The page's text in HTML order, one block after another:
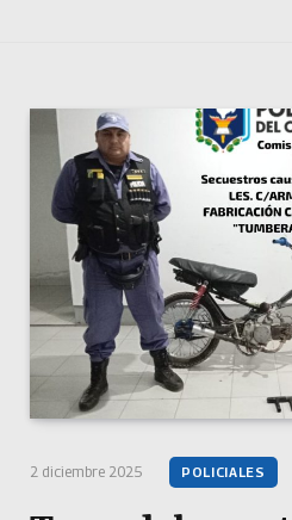
2 diciembre 2025 POLICIALES